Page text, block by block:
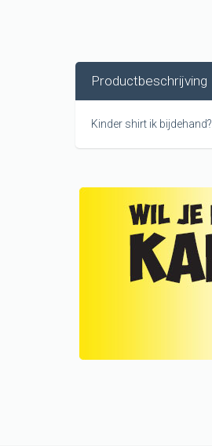
Productbeschrijving
Kinder shirt ik bijdehand?